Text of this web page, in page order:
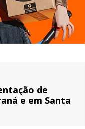
de
e em Santa